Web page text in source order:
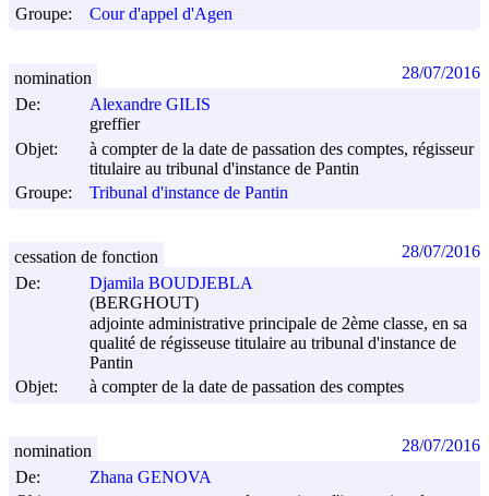
Groupe:
Cour d'appel d'Agen
De:
Alexandre GILIS
greffier
Objet:
à compter de la date de passation des comptes, régisseur
titulaire au tribunal d'instance de Pantin
Groupe:
Tribunal d'instance de Pantin
nomination 28/07/2016
De:
Djamila BOUDJEBLA
(BERGHOUT)
adjointe administrative principale de 2ème classe, en sa
qualité de régisseuse titulaire au tribunal d'instance de
Pantin
Objet:
à compter de la date de passation des comptes
cessation de fonction 28/07/2016
De:
Zhana GENOVA
nomination 28/07/2016